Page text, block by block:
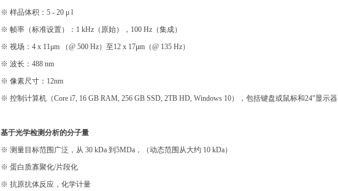
※ 样品体积：5 - 20 μ l
※ 帧率（标准设置）：1 kHz（原始），100 Hz（集成）
※ 视场：4 x 11μm （@ 500 Hz）至12 x 17μm（@ 135 Hz）
※ 波长：488 nm
※ 像素尺寸：12nm
※ 控制计算机（Core i7, 16 GB RAM, 256 GB SSD, 2TB HD, Windows 10），包括键盘或鼠标和24"显示器
基于光学检测分析的分子量
※ 测量目标范围广泛，从 30 kDa 到5MDa，（动态范围从大约 10 kDa）
※ 蛋白质寡聚化/片段化
※ 抗原抗体反应，化学计量